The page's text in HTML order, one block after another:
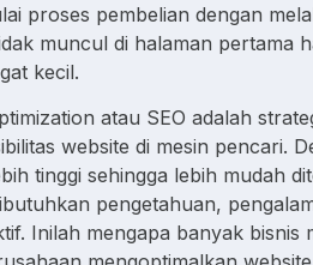
proses pembelian dengan
muncul di halaman pertama
kecil.
atau SEO adalah
website di mesin pencari.
tinggi sehingga lebih mudah
pengetahuan,
Inilah mengapa banyak bisnis